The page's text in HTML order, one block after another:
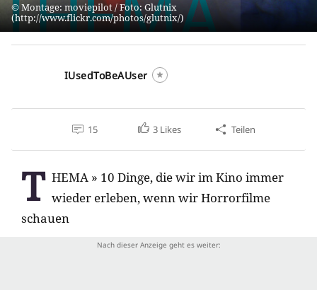
Montage: moviepilot / Foto: Glutnix
(http://www.flickr.com/photos/glutnix/)
IUsedToBeAUser
15 3 Likes Teilen
T HEMA » 10 Dinge, die wir im Kino immer
wieder erleben, wenn wir Horrorfilme
schauen